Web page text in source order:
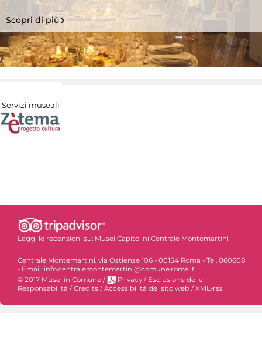
Scopri di più
Servizi museali
Leggi le recensioni su: Musei Capitolini Centrale Montemartini
Centrale Montemartini, via Ostiense 106 - 00154 Roma - Tel. 060608
- Email: info.centralemontemartini@comune.roma.it
© 2017 Musei in Comune / Privacy / Esclusione delle
Responsabilità /Credits /Accessibilità del sito web /XML-rss